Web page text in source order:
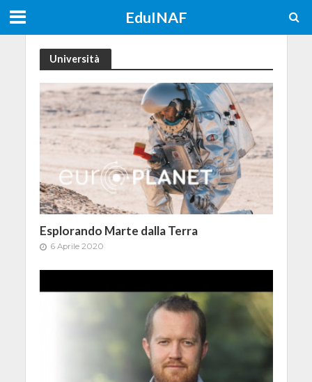
EduINAF
Università
Esplorando Marte dalla Terra
6 Aprile 2020